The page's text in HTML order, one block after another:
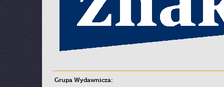
Grupa Wydawnicza: